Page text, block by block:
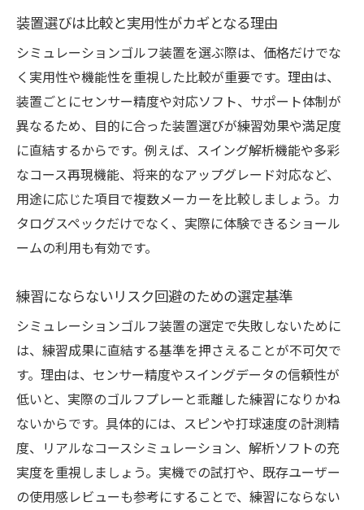
装置選びは比較と実用性がカギとなる理由
シミュレーションゴルフ装置を選ぶ際は、価格だけでな
く実用性や機能性を重視した比較が重要です。理由は、
装置ごとにセンサー精度や対応ソフト、サポート体制が
異なるため、目的に合った装置選びが練習効果や満足度
に直結するからです。例えば、スイング解析機能や多彩
なコース再現機能、将来的なアップグレード対応など、
用途に応じた項目で複数メーカーを比較しましょう。カ
タログスペックだけでなく、実際に体験できるショール
ームの利用も有効です。
練習にならないリスク回避のための選定基準
シミュレーションゴルフ装置の選定で失敗しないために
は、練習成果に直結する基準を押さえることが不可欠で
す。理由は、センサー精度やスイングデータの信頼性が
低いと、実際のゴルフプレーと乖離した練習になりかね
ないからです。具体的には、スピンや打球速度の計測精
度、リアルなコースシミュレーション、解析ソフトの充
実度を重視しましょう。実機での試打や、既存ユーザー
の使用感レビューも参考にすることで、練習にならない